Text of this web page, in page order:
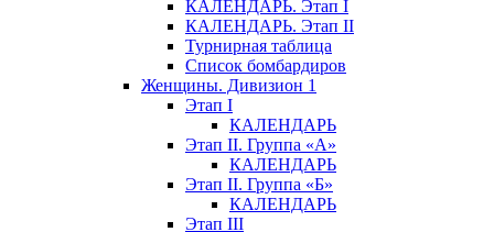
КАЛЕНДАРЬ. Этап I
КАЛЕНДАРЬ. Этап II
Турнирная таблица
Список бомбардиров
Женщины. Дивизион 1
Этап I
КАЛЕНДАРЬ
Этап II. Группа «А»
КАЛЕНДАРЬ
Этап II. Группа «Б»
КАЛЕНДАРЬ
Этап III